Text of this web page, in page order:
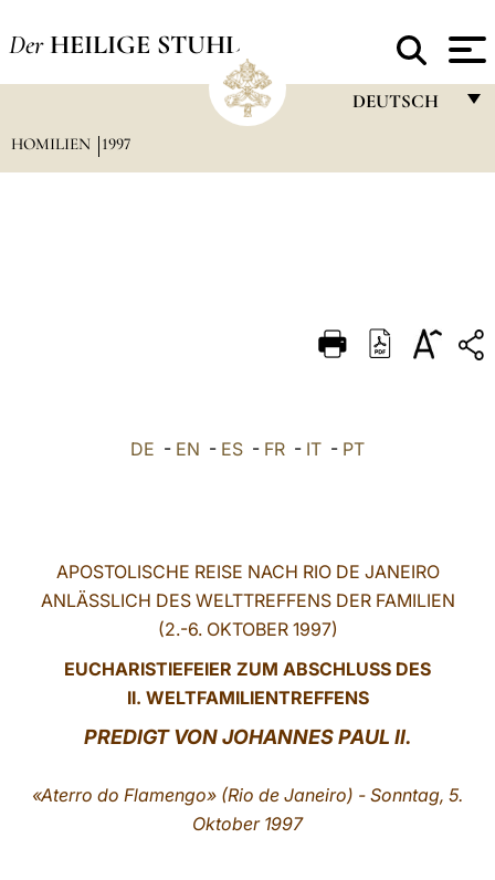
Der HEILIGE STUHL
DEUTSCH
DEUTSCH
العربيّة
HOMILIEN 1997
DE - EN - ES - FR - IT - PT
APOSTOLISCHE REISE NACH RIO DE JANEIRO
ANLÄSSLICH DES WELTTREFFENS DER FAMILIEN
(2.-6. OKTOBER 1997)
EUCHARISTIEFEIER ZUM ABSCHLUSS DES
II. WELTFAMILIENTREFFENS
PREDIGT VON JOHANNES PAUL II.
«Aterro do Flamengo» (Rio de Janeiro) - Sonntag, 5.
Oktober 1997